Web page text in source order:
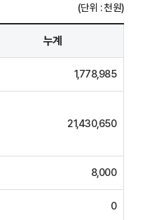
(단위 : 천원)
누계
1,778,985
21,430,650
8,000
0